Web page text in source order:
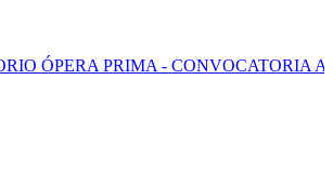
ÓPERA PRIMA - CONVOCATORIA